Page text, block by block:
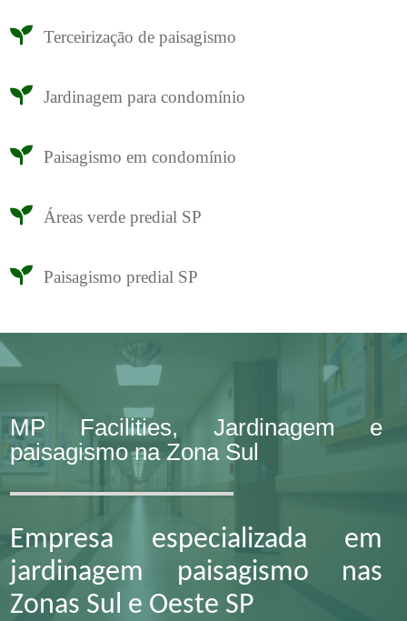
Terceirização de paisagismo
Jardinagem para condomínio
Paisagismo em condomínio
Áreas verde predial SP
Paisagismo predial SP
MP Facilities, Jardinagem e
paisagismo na Zona Sul
Empresa especializada em
jardinagem paisagismo nas
Zonas Sul e Oeste SP